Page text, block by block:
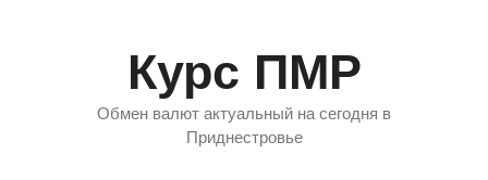
Курс ПМР
Обмен валют актуальный на сегодня в
Приднестровье